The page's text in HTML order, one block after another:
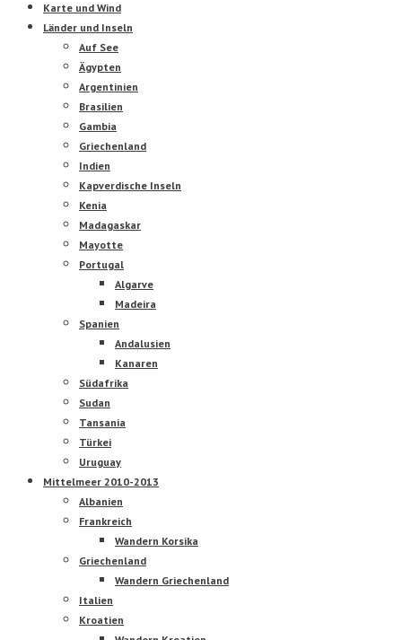
Karte und Wind
Länder und Inseln
Auf See
Ägypten
Argentinien
Brasilien
Gambia
Griechenland
Indien
Kapverdische Inseln
Kenia
Madagaskar
Mayotte
Portugal
Algarve
Madeira
Spanien
Andalusien
Kanaren
Südafrika
Sudan
Tansania
Türkei
Uruguay
Mittelmeer 2010-2013
Albanien
Frankreich
Wandern Korsika
Griechenland
Wandern Griechenland
Italien
Kroatien